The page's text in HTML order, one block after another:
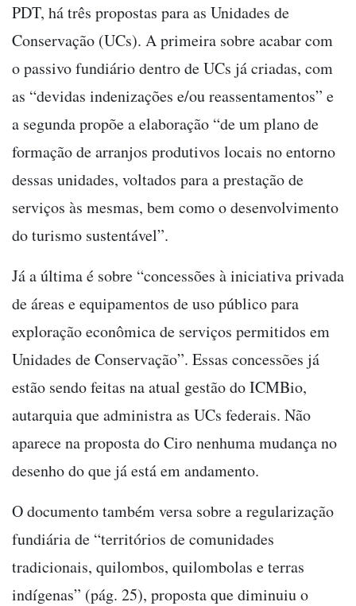
PDT, há três propostas para as Unidades de
Conservação (UCs). A primeira sobre acabar com
o passivo fundiário dentro de UCs já criadas, com
as “devidas indenizações e/ou reassentamentos” e
a segunda propõe a elaboração “de um plano de
formação de arranjos produtivos locais no entorno
dessas unidades, voltados para a prestação de
serviços às mesmas, bem como o desenvolvimento
do turismo sustentável”.
Já a última é sobre “concessões à iniciativa privada
de áreas e equipamentos de uso público para
exploração econômica de serviços permitidos em
Unidades de Conservação”. Essas concessões já
estão sendo feitas na atual gestão do ICMBio,
autarquia que administra as UCs federais. Não
aparece na proposta do Ciro nenhuma mudança no
desenho do que já está em andamento.
O documento também versa sobre a regularização
fundiária de “territórios de comunidades
tradicionais, quilombos, quilombolas e terras
indígenas” (pág. 25), proposta que diminuiu o